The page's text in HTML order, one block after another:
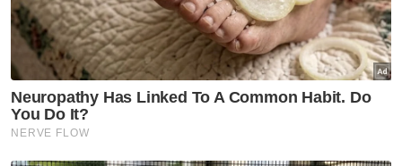
Artikel Disyorkan
Selangor KL
Penyelarasan bantuan Ampang
terbela